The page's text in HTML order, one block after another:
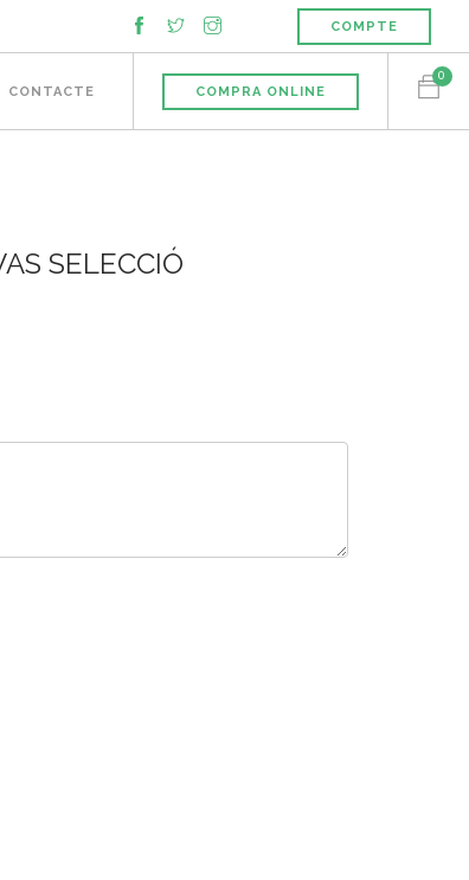
COMPTE
CONTACTE COMPRA ONLINE
0
SELECCIÓ